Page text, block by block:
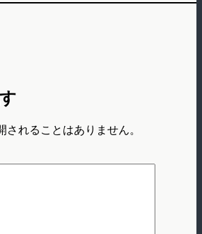
されることはありません。